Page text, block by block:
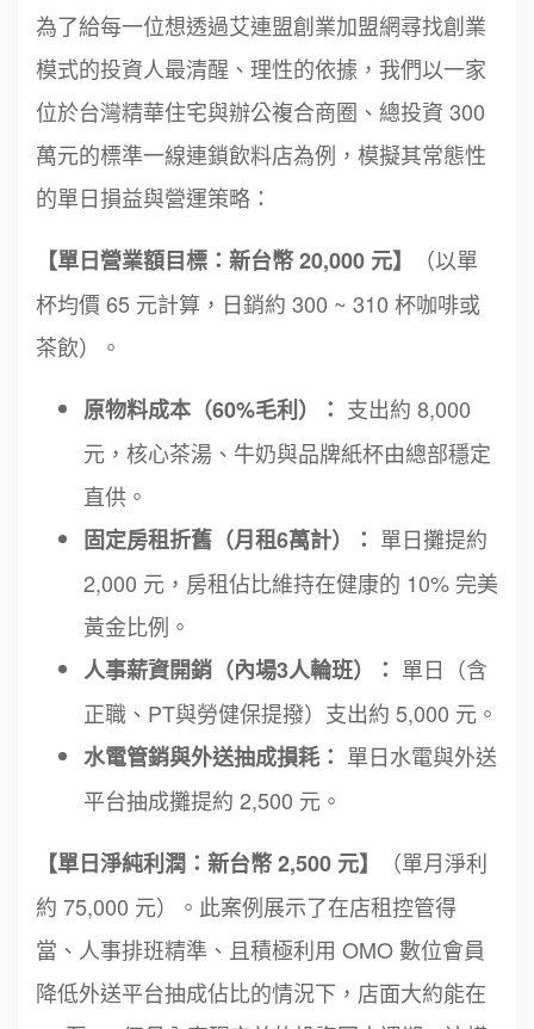
為了給每一位想透過艾連盟創業加盟網尋找創業
模式的投資人最清醒、理性的依據，我們以一家
位於台灣精華住宅與辦公複合商圈、總投資 300
萬元的標準一線連鎖飲料店為例，模擬其常態性
的單日損益與營運策略：
【單日營業額目標：新台幣 20,000 元】
（以單
杯均價 65 元計算，日銷約 300 ~ 310 杯咖啡或
茶飲）。
原物料成本（60%毛利）： 支出約 8,000
元，核心茶湯、牛奶與品牌紙杯由總部穩定
直供。
固定房租折舊（月租6萬計）： 單日攤提約
2,000 元，房租佔比維持在健康的 10% 完美
黃金比例。
人事薪資開銷（內場3人輪班）： 單日（含
正職、PT與勞健保提撥）支出約 5,000 元。
水電管銷與外送抽成損耗： 單日水電與外送
平台抽成攤提約 2,500 元。
【單日淨純利潤：新台幣 2,500 元】
（單月淨利
約 75,000 元）。此案例展示了在店租控管得
當、人事排班精準、且積極利用 OMO 數位會員
降低外送平台抽成佔比的情況下，店面大約能在